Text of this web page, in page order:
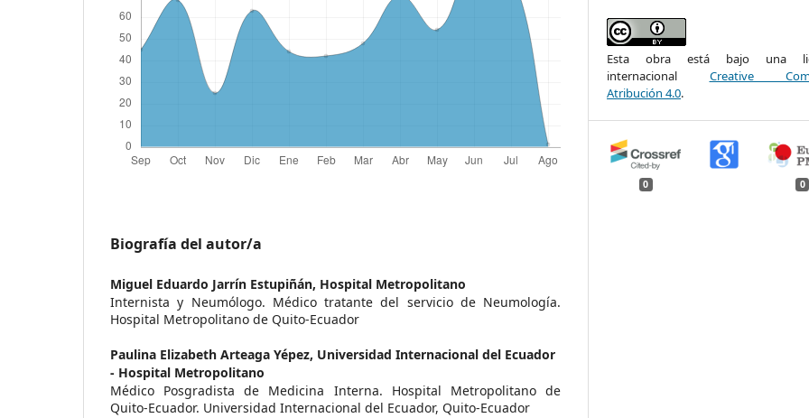
Biografía del autor/a
Miguel Eduardo Jarrín Estupiñán, Hospital Metropolitano
Internista y Neumólogo. Médico tratante del servicio de Neumología.
Hospital Metropolitano de Quito-Ecuador
Paulina Elizabeth Arteaga Yépez, Universidad Internacional del Ecuador
- Hospital Metropolitano
Médico Posgradista de Medicina Interna. Hospital Metropolitano de
Quito-Ecuador. Universidad Internacional del Ecuador, Quito-Ecuador
Esta obra está bajo una
internacional Creative
Atribución 4.0.
0 0